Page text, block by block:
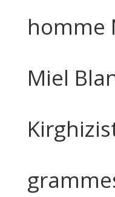
homme
Miel